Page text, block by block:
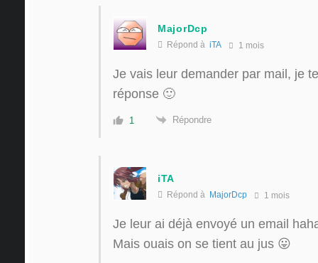
MajorDcp
Répond à iTA 1 mois
Je vais leur demander par mail, je
réponse 🙂
1 Répondre
iTA
Répond à MajorDcp 1 mois
Je leur ai déjà envoyé un email
Mais ouais on se tient au jus 😛